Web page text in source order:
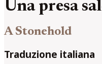
Una presa
A Stonehold
Traduzione italiana